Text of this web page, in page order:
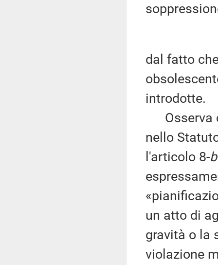
dal fatto
introdotte.
Osserva
nello
l'articolo 8-
un atto di
gravità o la
violazione